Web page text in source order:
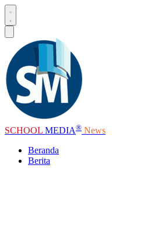
SCHOOL MEDIA® News
Beranda
Berita